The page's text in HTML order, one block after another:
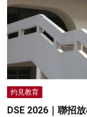
灼見教育
DSE 2026｜聯招